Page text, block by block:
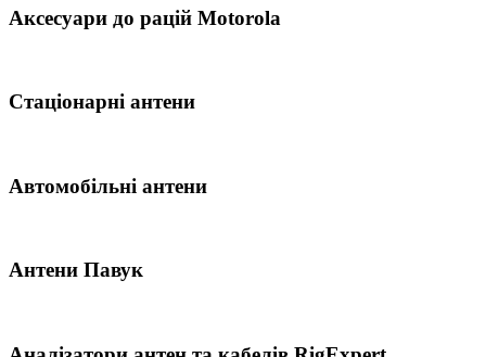
Аксесуари до рацій Motorola
Стаціонарні антени
Автомобільні антени
Антени Павук